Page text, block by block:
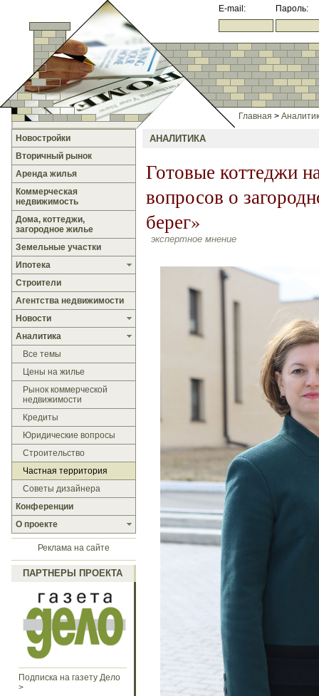
E-mail: Пароль:
Главная >
Новостройки
Вторичный рынок
Аренда жилья
Коммерческая
недвижимость
Дома, коттеджи,
загородное жилье
Земельные участки
Ипотека
Строители
Агентства недвижимости
Новости
Аналитика
Все темы
Цены на жилье
Рынок коммерческой
недвижимости
Кредиты
Юридические вопросы
Строительство
Частная территория
Советы дизайнера
Конференции
О проекте
Реклама на сайте
ПАРТНЕРЫ ПРОЕКТА
Подписка на газету Дело
>
АНАЛИТИКА
Готовые коттеджи
вопросов о
берег»
экспертное мнение